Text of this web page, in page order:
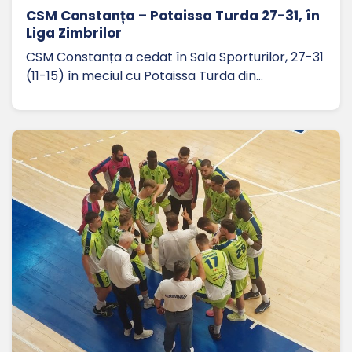
CSM Constanța – Potaissa Turda 27-31, în
Liga Zimbrilor
CSM Constanța a cedat în Sala Sporturilor, 27-31
(11-15) în meciul cu Potaissa Turda din…